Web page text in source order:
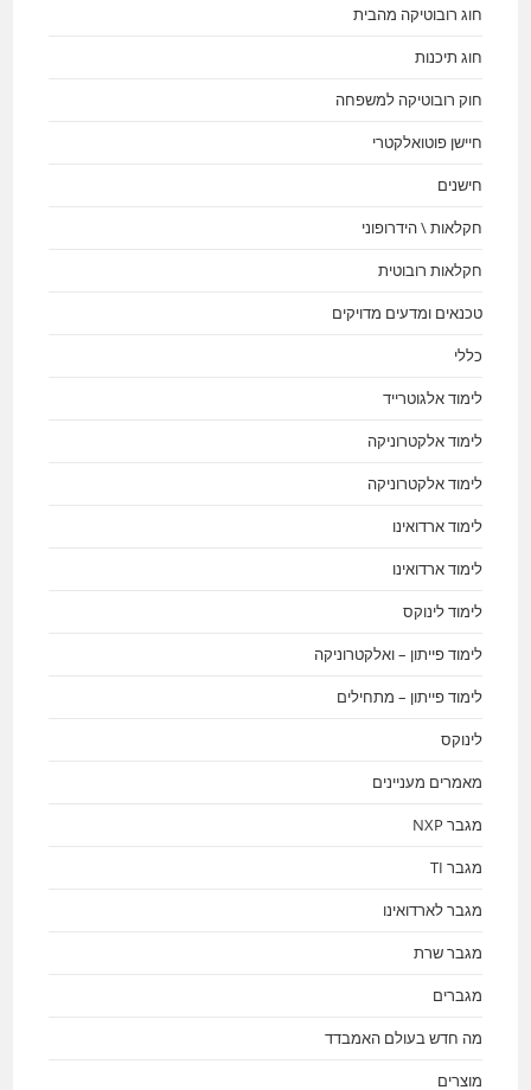
חוג רובוטיקה מהבית
חוג תיכנות
חוק רובוטיקה למשפחה
חיישן פוטואלקטרי
חישנים
חקלאות \ הידרופוני
חקלאות רובוטית
טכנאים ומדעים מדויקים
כללי
לימוד אלגוטרייד
לימוד אלקטרוניקה
לימוד אלקטרוניקה
לימוד ארדואינו
לימוד ארדואינו
לימוד לינוקס
לימוד פייתון – ואלקטרוניקה
לימוד פייתון – מתחילים
לינוקס
מאמרים מעניינים
מגבר NXP
מגבר TI
מגבר לארדואינו
מגבר שרת
מגברים
מה חדש בעולם האמבדד
מוצרים